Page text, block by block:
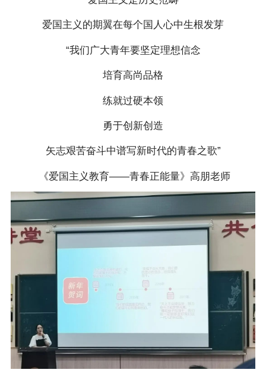
爱国主义的期翼在每个国人心中生根发芽
“我们广大青年要坚定理想信念
培育高尚品格
练就过硬本领
勇于创新创造
矢志艰苦奋斗中谱写新时代的青春之歌”
《爱国主义教育——青春正能量》高朋老师